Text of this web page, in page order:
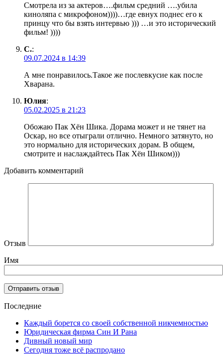
Смотрела из за актеров….фильм средний ….убила
киноляпа с микрофоном))))…где евнух поднес его к
принцу что бы взять интервью ))) …и это исторический
фильм! ))))
С.:
09.07.2024 в 14:39
А мне понравилось.Такое же послевкусие как после
Хварана.
Юлия:
05.02.2025 в 21:23
Обожаю Пак Хён Шика. Дорама может и не тянет на
Оскар, но все отыграли отлично. Немного затянуто, но
это нормально для исторических дорам. В общем,
смотрите и наслаждайтесь Пак Хён Шиком)))
Добавить комментарий
Отзыв
Имя
Последние
Каждый борется со своей собственной никчемностью
Юридическая фирма Син И Рана
Дивный новый мир
Сегодня тоже всё распродано